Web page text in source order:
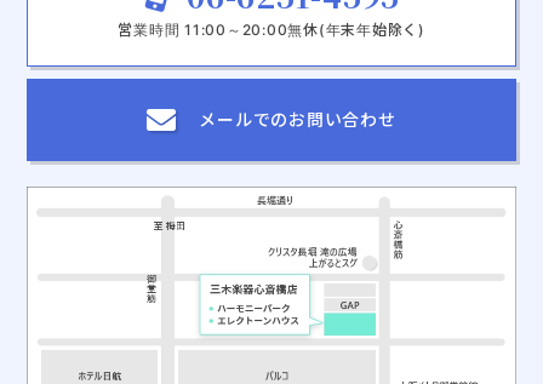
営業時間 11:00～20:00無休(年末年始除く)
メールでのお問い合わせ